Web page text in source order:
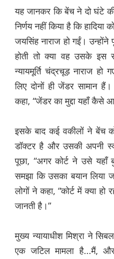
यह जानकर कि बेंच ने दो घंटे
निर्णय नहीं किया है कि हादिया
जयसिंह नाराज हो गईं।
होती तो क्या वह उसके इस
न्यायमूर्ति चंद्रचूड़ नाराज
लिए दोनों ही जेंडर सामान
कहा, “जेंडर का मुद्दा यहाँ कैसे
इसके बाद कई वकीलों ने बेंच
डॉक्टर है और उसकी अपनी
पूछा, “अगर कोर्ट ने उसे यहाँ
समझा कि उसका बयान लिया
लोगों ने कहा, “कोर्ट में क्या
जानती है।”
मुख्य न्यायाधीश मिश्रा ने
एक जटिल मामला है...मैं, और